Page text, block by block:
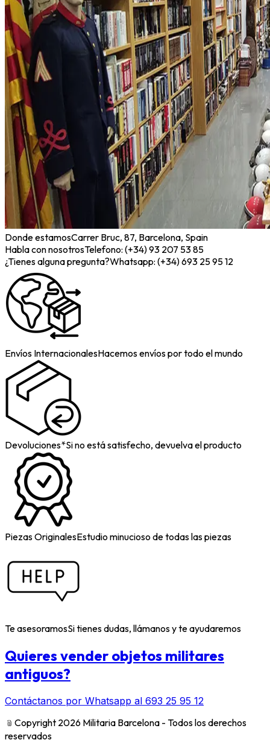
Donde estamosCarrer Bruc, 87, Barcelona, Spain
Habla con nosotrosTelefono: (+34) 93 207 53 85
¿Tienes alguna pregunta?Whatsapp: (+34) 693 25 95 12
Envíos InternacionalesHacemos envíos por todo el mundo
Devoluciones*Si no está satisfecho, devuelva el producto
Piezas OriginalesEstudio minucioso de todas las piezas
Te asesoramosSi tienes dudas, llámanos y te ayudaremos
Quieres vender objetos militares
antiguos?
Contáctanos por Whatsapp al 693 25 95 12
﹫ Copyright 2026 Militaria Barcelona - Todos los derechos
reservados